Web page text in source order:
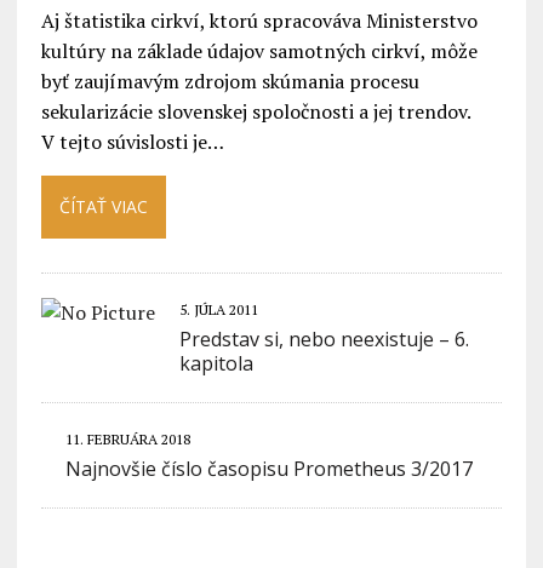
Aj štatistika cirkví, ktorú spracováva Ministerstvo
kultúry na základe údajov samotných cirkví, môže
byť zaujímavým zdrojom skúmania procesu
sekularizácie slovenskej spoločnosti a jej trendov.
V tejto súvislosti je…
ČÍTAŤ VIAC
5. JÚLA 2011
Predstav si, nebo neexistuje – 6.
kapitola
11. FEBRUÁRA 2018
Najnovšie číslo časopisu Prometheus 3/2017